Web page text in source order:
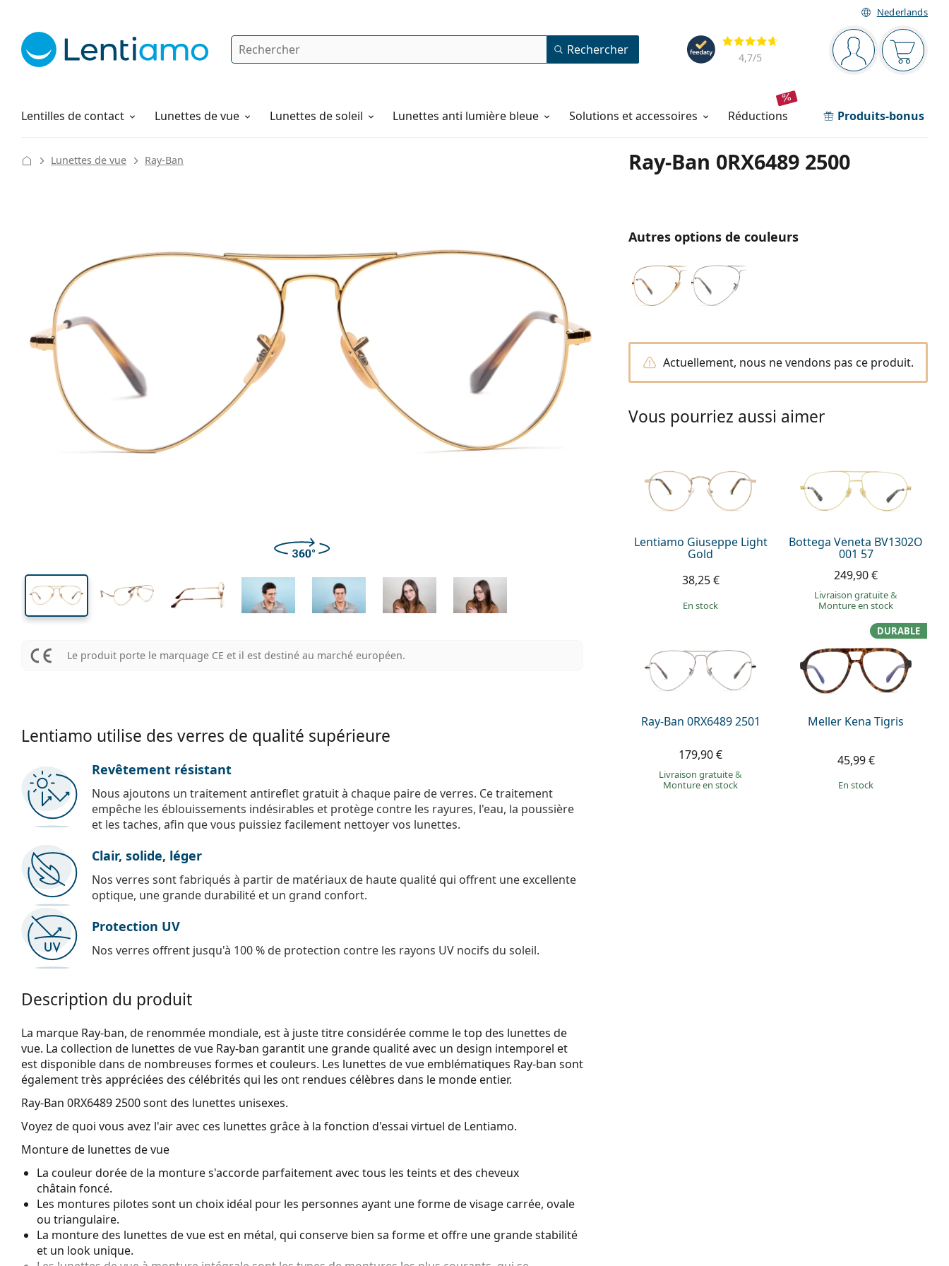
Nederlands
Barre de navigation
Vous êtesVotre
Évaluation
4,7/5
Rechercher Rechercher
Lentilles de contact
Solutions Lunettes de vue Lunettes de soleil Lunettes anti lumière bleue Solutions et accessoires réductions Produits-bonus
Comment commander
Ray-Ban 0RX6489 2500
Lunettes de vue Ray-Ban
Le produit porte le marquage CE et il est destiné au marché européen.
Autres options de couleurs
Actuellement, nous ne vendons pas ce produit.
Vous pourriez aussi aimer
Lentiamo Giuseppe Light
Gold
38,25 €
en stock
Bottega Veneta BV1302O
001 57
249,90 €
Livraison gratuite&
Monture en stock
Ray-Ban 0RX6489 2501
179,90 €
Livraison gratuite&
Monture en stock
Meller Kena Tigris
DURABLE
45,99 €
en stock
Lentiamo utilise des verres de qualité supérieure
Revêtement résistant
Nous ajoutons un traitement antireflet gratuit à chaque paire de verres. Ce traitement
empêche les éblouissements indésirables et protège contre les rayures, l'eau, la poussière
et les taches, afin que vous puissiez facilement nettoyer vos lunettes.
Clair, solide, léger
Nos verres sont fabriqués à partir de matériaux de haute qualité qui offrent une excellente
optique, une grande durabilité et un grand confort.
Protection UV
Nos verres offrent jusqu'à 100 % de protection contre les rayons UV nocifs du soleil.
Description du produit
La marque Ray-ban, de renommée mondiale, est à juste titre considérée comme le top des lunettes de
vue. La collection de lunettes de vue Ray-ban garantit une grande qualité avec un design intemporel et
est disponible dans de nombreuses formes et couleurs. Les lunettes de vue emblématiques Ray-ban sont
également très appréciées des célébrités qui les ont rendues célèbres dans le monde entier.
Ray-Ban 0RX6489 2500sont des lunettes unisexes.
Voyez de quoi vous avez l'air avec ces lunettes grâce à la fonction d'essai virtuel de Lentiamo.
Monture de lunettes de vue
La couleur dorée de la monture s'accorde parfaitement avec tous les teints et des cheveux
châtain foncé.
Les montures pilotes sont un choix idéal pour les personnes ayant une forme de visage carrée, ovale
ou triangulaire.
La monture des lunettes de vue est en métal, qui conserve bien sa forme et offre une grande stabilité
et un look unique.